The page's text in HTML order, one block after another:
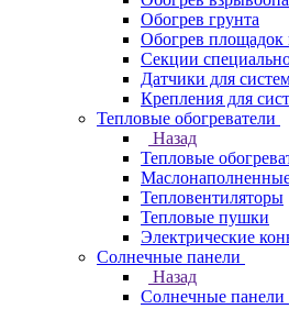
Обогрев грунта
Обогрев площадок
Секции
Датчики для
Крепления для
Тепловые обогреватели
Назад
Тепловые
Тепловентиляторы
Тепловые пушки
Электрические
Солнечные панели
Назад
Солнечные панели